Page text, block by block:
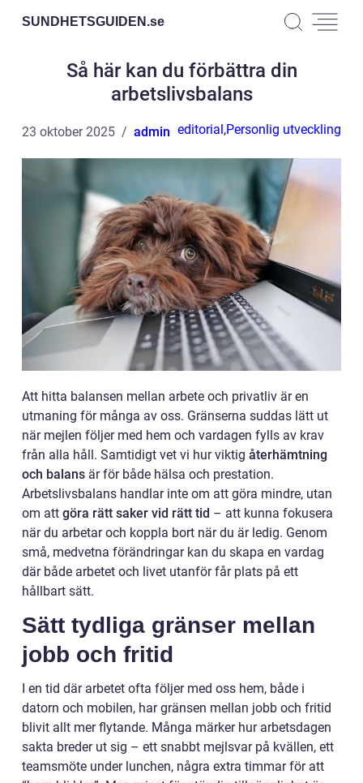
SUNDHETSGUIDEN.se
Så här kan du förbättra din
arbetslivsbalans
23 oktober 2025 admin editorial,Personlig utveckling
Att hitta balansen mellan arbete och privatliv är en
utmaning för många av oss. Gränserna suddas lätt ut
när mejlen följer med hem och vardagen fylls av krav
från alla håll. Samtidigt vet vi hur viktig återhämtning
och balans är för både hälsa och prestation.
Arbetslivsbalans handlar inte om att göra mindre, utan
om att göra rätt saker vid rätt tid – att kunna fokusera
när du arbetar och koppla bort när du är ledig. Genom
små, medvetna förändringar kan du skapa en vardag
där både arbetet och livet utanför får plats på ett
hållbart sätt.
Sätt tydliga gränser mellan
jobb och fritid
I en tid där arbetet ofta följer med oss hem, både i
datorn och mobilen, har gränsen mellan jobb och fritid
blivit allt mer flytande. Många märker hur arbetsdagen
sakta breder ut sig – ett snabbt mejlsvar på kvällen, ett
teamsmöte under lunchen, några extra timmar för att